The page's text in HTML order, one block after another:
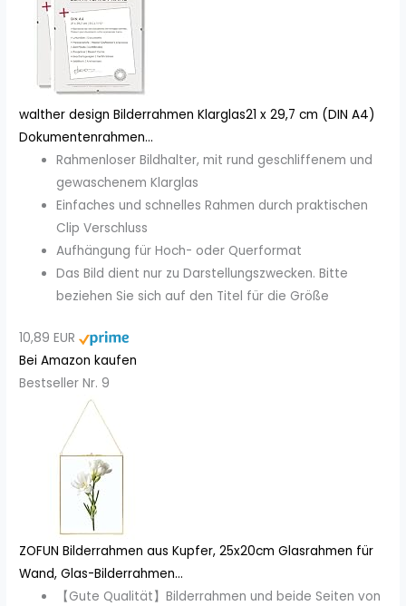
walther design Bilderrahmen Klarglas21 x 29,7 cm (DIN A4)
Dokumentenrahmen...
Rahmenloser Bildhalter, mit rund geschliffenem und
gewaschenem Klarglas
Einfaches und schnelles Rahmen durch praktischen
Clip Verschluss
Aufhängung für Hoch- oder Querformat
Das Bild dient nur zu Darstellungszwecken. Bitte
beziehen Sie sich auf den Titel für die Größe
10,89 EUR
Bei Amazon kaufen
Bestseller Nr. 9
ZOFUN Bilderrahmen aus Kupfer, 25x20cm Glasrahmen für
Wand, Glas-Bilderrahmen...
【Gute Qualität】Bilderrahmen und beide Seiten von